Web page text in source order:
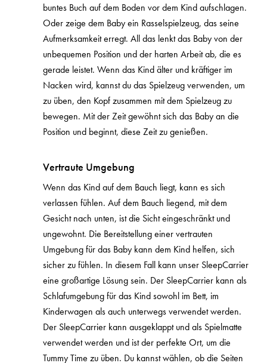
buntes Buch auf dem Boden vor dem Kind aufschlagen.
Oder zeige dem Baby ein Rasselspielzeug, das seine
Aufmerksamkeit erregt. All das lenkt das Baby von der
unbequemen Position und der harten Arbeit ab, die es
gerade leistet. Wenn das Kind älter und kräftiger im
Nacken wird, kannst du das Spielzeug verwenden, um
zu üben, den Kopf zusammen mit dem Spielzeug zu
bewegen. Mit der Zeit gewöhnt sich das Baby an die
Position und beginnt, diese Zeit zu genießen.
Vertraute Umgebung
Wenn das Kind auf dem Bauch liegt, kann es sich
verlassen fühlen. Auf dem Bauch liegend, mit dem
Gesicht nach unten, ist die Sicht eingeschränkt und
ungewohnt. Die Bereitstellung einer vertrauten
Umgebung für das Baby kann dem Kind helfen, sich
sicher zu fühlen. In diesem Fall kann unser SleepCarrier
eine großartige Lösung sein. Der SleepCarrier kann als
Schlafumgebung für das Kind sowohl im Bett, im
Kinderwagen als auch unterwegs verwendet werden.
Der SleepCarrier kann ausgeklappt und als Spielmatte
verwendet werden und ist der perfekte Ort, um die
Tummy Time zu üben. Du kannst wählen, ob die Seiten